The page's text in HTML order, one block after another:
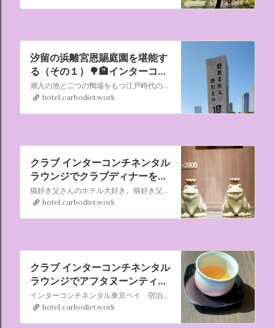
汐留の浜離宮恩賜庭園を堪能す
る（その１）🌳🏨インターコン
チネンタル東京ベイ
2022/04/09～10
潮入の池と二つの鴨場をもつ江戸時代の代表的な大名庭園。潮入の池とは、海水を導き潮の満ち干によって池の趣を変えるもので、海辺の庭園で通常用いられていた様式です。 旧芝離宮恩賜庭園、清澄庭園、旧安田庭園なども昔は潮入の池でした。しかし現在、実際に海水が出入りしているのは、ここだけです。
hotel.carbodiet.work
クラブ インターコンチネンタル
ラウンジでクラブディナーを堪
能する！🏨インターコンチネン
タル東京ベイ2022/04/09～10
猫好き父さんのホテル大好き。猫好き父さんが宿泊したホテルの情報を徒然なるままに書いていきます。
hotel.carbodiet.work
クラブ インターコンチネンタル
ラウンジでアフタヌーンティー
を堪能する！🏨インターコンチ
ネンタル東京ベイ2022/04/09
～10
インターコンチネンタル東京ベイ 宿泊の続きです。 クラブ インターコンチネンタルフロア(20-24F)に宿泊したので Club Intercontinental Lounge クラブ インターコンチネンタル ラウンジ で アフタヌーンティーを堪能しました。
hotel.carbodiet.work